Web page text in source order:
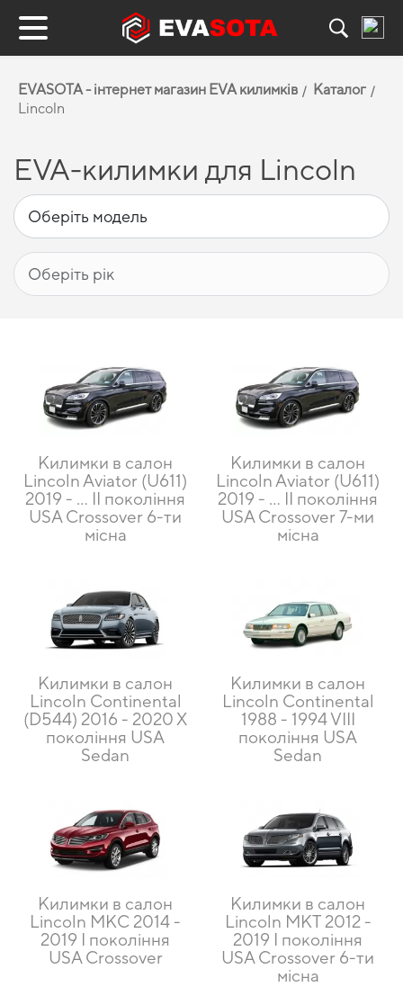
EVASOTA - інтернет магазин EVA килимків
Каталог
Lincoln
EVA-килимки для Lincoln
Килимки в салон
Lincoln Aviator (U611)
2019 - ... II покоління
USA Crossover 6-ти
місна
Килимки в салон
Lincoln Aviator (U611)
2019 - ... II покоління
USA Crossover 7-ми
місна
Килимки в салон
Lincoln Continental
(D544) 2016 - 2020 X
покоління USA
Sedan
Килимки в салон
Lincoln Continental
1988 - 1994 VIII
покоління USA
Sedan
Килимки в салон
Lincoln MKC 2014 -
2019 I покоління
USA Crossover
Килимки в салон
Lincoln MKT 2012 -
2019 I покоління
USA Crossover 6-ти
місна